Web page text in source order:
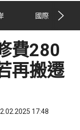
國際
費280
再搬遷
17:48